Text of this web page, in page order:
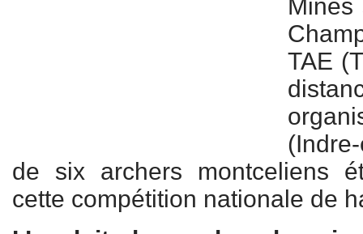
Mines
TAE
de six archers montceliens
cette compétition nationale de